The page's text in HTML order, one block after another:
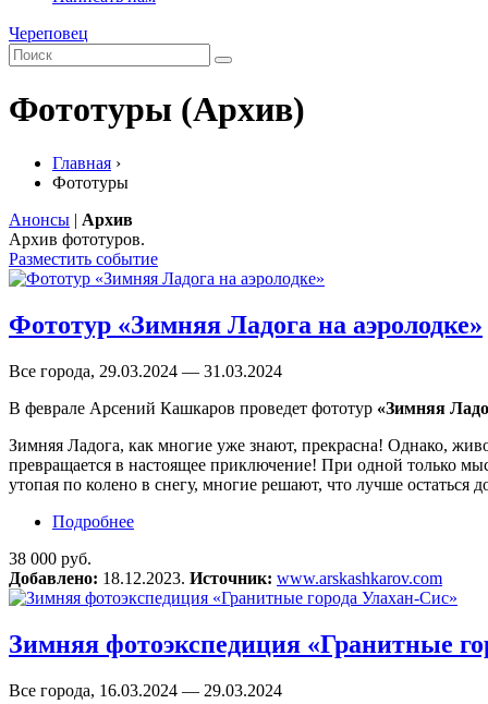
Череповец
Фототуры (Архив)
Главная ›
Фототуры
Анонсы | Архив
Архив фототуров.
Разместить событие
Фототур «Зимняя Ладога на аэролодке»
Все города, 29.03.2024 — 31.03.2024
В феврале Арсений Кашкаров проведет фототур «Зимняя
Зимняя Ладога, как многие уже знают, прекрасна! Однако,
превращается в настоящее приключение! При одной только
утопая по колено в снегу, многие решают, что лучше остаться
Подробнее
38 000 руб.
Добавлено: 18.12.2023. Источник: www.arskashkarov.com
Зимняя фотоэкспедиция «Гранитные
Все города, 16.03.2024 — 29.03.2024